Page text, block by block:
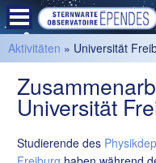
Aktivitäten » Universität
Universität
Studierende des